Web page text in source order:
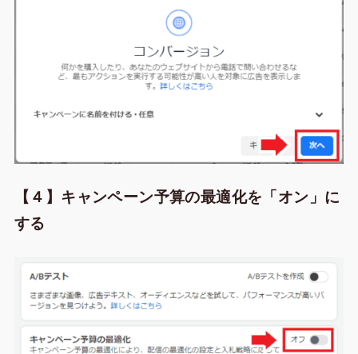
【４】キャンペーン予算の最適化を「オン」に
する